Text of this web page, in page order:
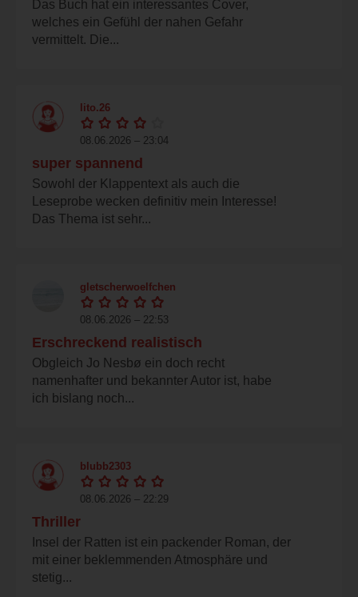
Das Buch hat ein interessantes Cover,
welches ein Gefühl der nahen Gefahr
vermittelt. Die...
lito.26
08.06.2026 – 23:04
super spannend
Sowohl der Klappentext als auch die
Leseprobe wecken definitiv mein Interesse!
Das Thema ist sehr...
gletscherwoelfchen
08.06.2026 – 22:53
Erschreckend realistisch
Obgleich Jo Nesbø ein doch recht
namenhafter und bekannter Autor ist, habe
ich bislang noch...
blubb2303
08.06.2026 – 22:29
Thriller
Insel der Ratten ist ein packender Roman, der
mit einer beklemmenden Atmosphäre und
stetig...